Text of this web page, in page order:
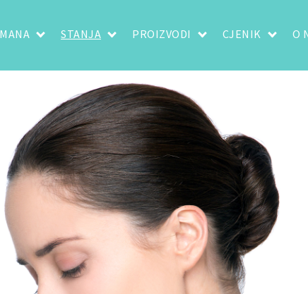
STANJA PROIZVODI CJENIK O